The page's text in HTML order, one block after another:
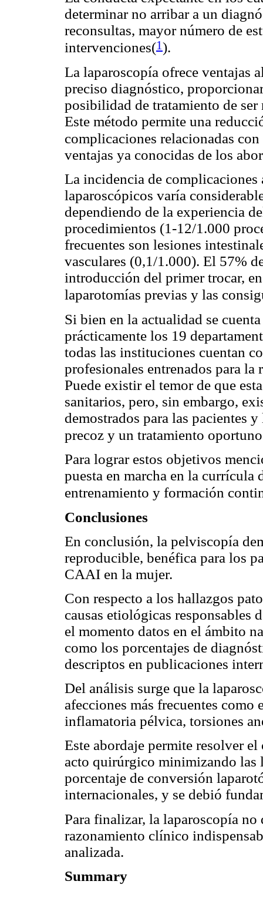
determinar no arribar a un
reconsultas, mayor número de
intervenciones(1).
La laparoscopía ofrece ventajas
preciso diagnóstico,
posibilidad de tratamiento de
Este método permite una
complicaciones relacionadas
ventajas ya conocidas de los
La incidencia de
laparoscópicos varía
dependiendo de la experiencia
procedimientos (1-12/1.000
frecuentes son lesiones
vasculares (0,1/1.000). El 57%
introducción del primer trocar,
laparotomías previas y las
Si bien en la actualidad se
prácticamente los 19
todas las instituciones cuentan
profesionales entrenados para
Puede existir el temor de que
sanitarios, pero, sin embargo,
demostrados para las pacientes
precoz y un tratamiento
Para lograr estos objetivos
puesta en marcha en la currícula
entrenamiento y formación
Conclusiones
En conclusión, la pelviscopía
reproducible, benéfica para los
CAAI en la mujer.
Con respecto a los hallazgos
causas etiológicas responsables
el momento datos en el ámbito
como los porcentajes de
descriptos en publicaciones
Del análisis surge que la
afecciones más frecuentes como
inflamatoria pélvica, torsiones
Este abordaje permite resolver
acto quirúrgico minimizando las
porcentaje de conversión
internacionales, y se debió
Para finalizar, la laparoscopía
razonamiento clínico
analizada.
Summary